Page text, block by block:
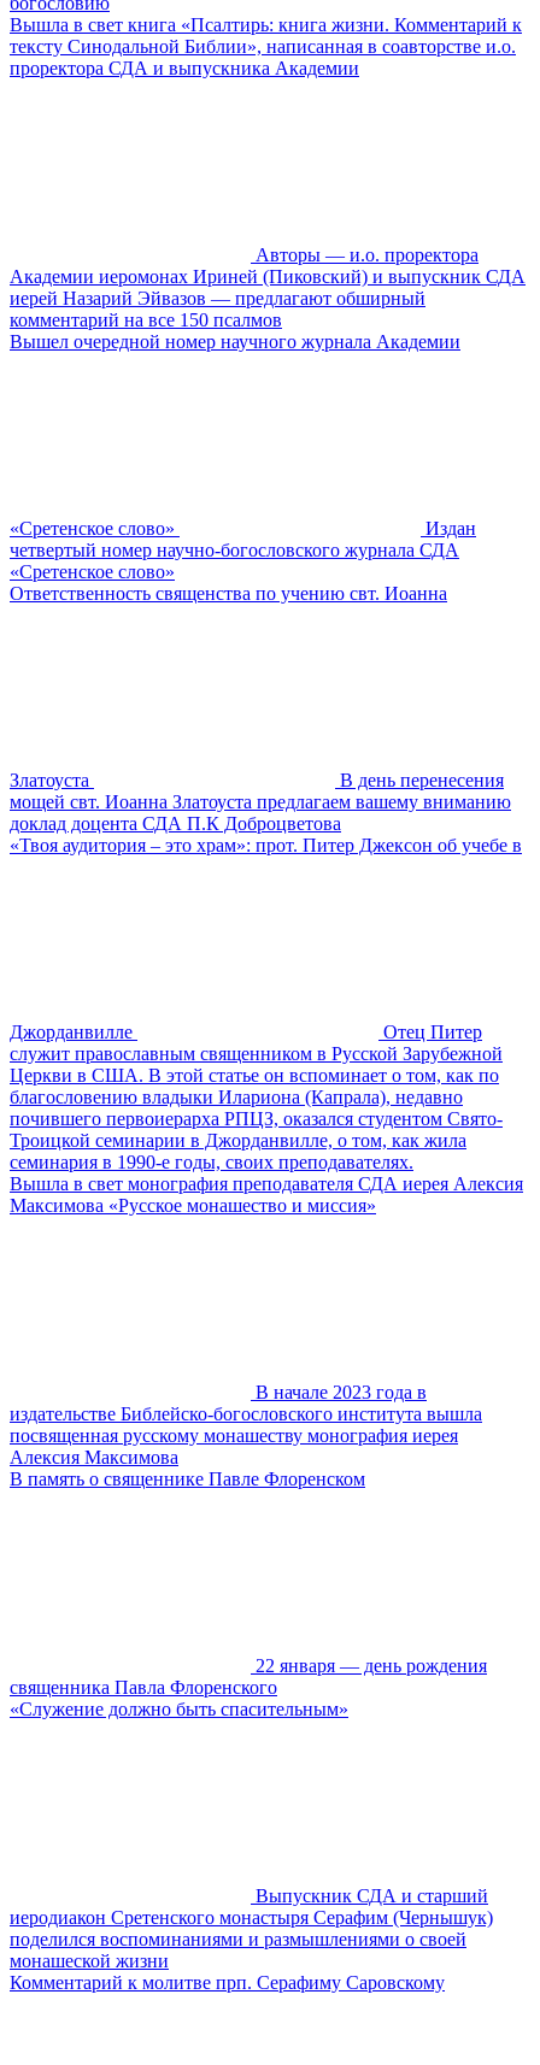
Вышла в свет книга «Псалтирь: книга жизни. Комментарий к
тексту Синодальной Библии», написанная в соавторстве и.о.
проректора СДА и выпускника Академии
Авторы — и.о. проректора
Академии иеромонах Ириней (Пиковский) и выпускник СДА
иерей Назарий Эйвазов — предлагают обширный
комментарий на все 150 псалмов
Вышел очередной номер научного журнала Академии
«Сретенское слово»
Издан
четвертый номер научно-богословского журнала СДА
«Сретенское слово»
Ответственность священства по учению свт. Иоанна
Златоуста
В день перенесения
мощей свт. Иоанна Златоуста предлагаем вашему вниманию
доклад доцента СДА П.К Доброцветова
«Твоя аудитория – это храм»: прот. Питер Джексон об учебе в
Джорданвилле
Отец Питер
служит православным священником в Русской Зарубежной
Церкви в США. В этой статье он вспоминает о том, как по
благословению владыки Илариона (Капрала), недавно
почившего первоиерарха РПЦЗ, оказался студентом Свято-
Троицкой семинарии в Джорданвилле, о том, как жила
семинария в 1990-е годы, своих преподавателях.
Вышла в свет монография преподавателя СДА иерея Алексия
Максимова «Русское монашество и миссия»
В начале 2023 года в
издательстве Библейско-богословского института вышла
посвященная русскому монашеству монография иерея
Алексия Максимова
В память о священнике Павле Флоренском
22 января — день рождения
священника Павла Флоренского
«Служение должно быть спасительным»
Выпускник СДА и старший
иеродиакон Сретенского монастыря Серафим (Чернышук)
поделился воспоминаниями и размышлениями о своей
монашеской жизни
Комментарий к молитве прп. Серафиму Cаровскому